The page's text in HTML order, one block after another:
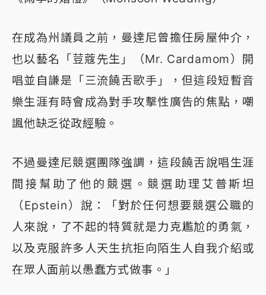
在成為州議員之前，曼達尼曾擔任房屋仲介，
也以藝名「荳蔻先生」（Mr. Cardamom）開
唱並自謙是「三流饒舌歌手」，但這段短暫音
樂生涯有時會成為對手攻擊性廣告的焦點，嘲
諷他缺乏從政經驗。
不過曼達尼競選團隊強調，這段饒舌說唱生涯
間接幫助了他的競選。競選助理艾普斯坦
（Epstein）說：「對於任何想要競選公職的
人來說，了不起的特質就是力克尷尬的勇氣，
以及克服許多人天生抗拒向陌生人自我介紹或
在眾人面前以愚蠢方式做事。」